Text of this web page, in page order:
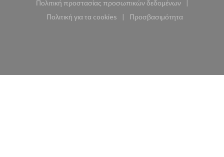
Πολιτική προστασίας προσωπικών δεδομένων
((ανοίγει σε νέο παράθυρο))
Πολιτική για τα cookies
((ανοίγει σε νέο παράθυρο))
Προσβασιμότητα
((ανοίγει σε νέο